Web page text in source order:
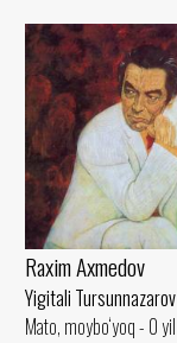
Raxim Axmedov
Yigitali Tursunnazarov
Mato, moybo‘yoq - 0 yil